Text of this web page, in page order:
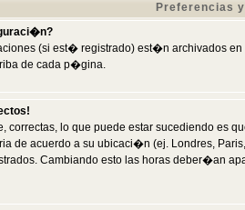
Preferencias
(si est� registrado) est�n archivados
de cada p�gina.
correctas, lo que puede estar sucediendo es
de acuerdo a su ubicaci�n (ej. Londres,
Cambiando esto las horas deber�an